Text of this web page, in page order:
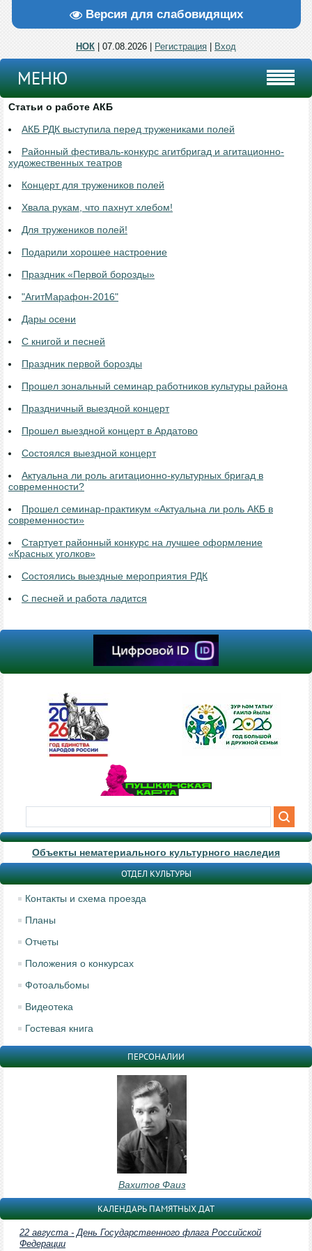
Версия для слабовидящих
НОК | 07.08.2026 | Регистрация Вход
МЕНЮ
Статьи о работе АКБ
АКБ РДК выступила перед тружениками полей
Районный фестиваль-конкурс агитбригад и агитационно-
художественных театров
Концерт для тружеников полей
Хвала рукам, что пахнут хлебом!
Для тружеников полей!
Подарили хорошее настроение
Праздник «Первой борозды»
"АгитМарафон-2016"
Дары осени
С книгой и песней
Праздник первой борозды
Прошел зональный семинар работников культуры района
Праздничный выездной концерт
Прошел выездной концерт в Ардатово
Состоялся выездной концерт
Актуальна ли роль агитационно-культурных бригад в
современности?
Прошел семинар-практикум «Актуальна ли роль АКБ в
современности»
Стартует районный конкурс на лучшее оформление
«Красных уголков»
Состоялись выездные мероприятия РДК
С песней и работа ладится
Объекты нематериального культурного наследия
ОТДЕЛ КУЛЬТУРЫ
Контакты и схема проезда
Планы
Отчеты
Положения о конкурсах
Фотоальбомы
Видеотека
Гостевая книга
ПЕРСОНАЛИИ
Вахитов Фаиз
КАЛЕНДАРЬ ПАМЯТНЫХ ДАТ
22 августа - День Государственного флага Российской
Федерации